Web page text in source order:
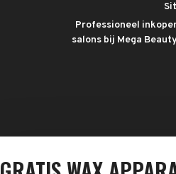
Professioneel
salons bij Mega